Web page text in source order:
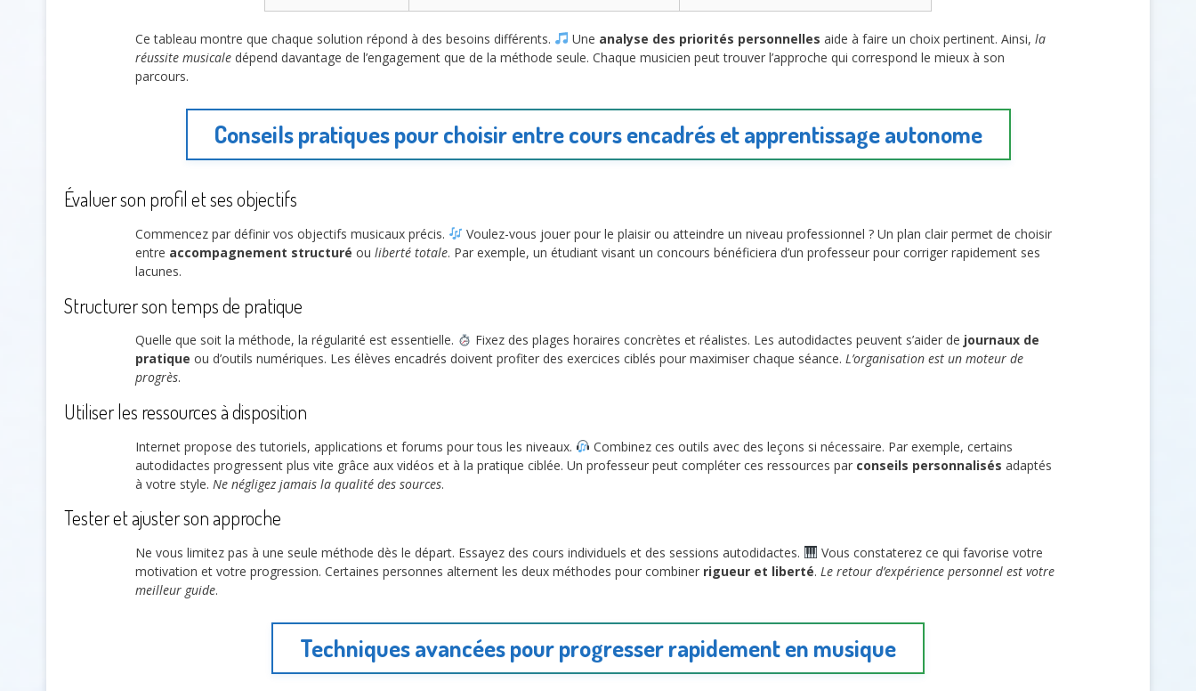
Ce tableau montre que chaque solution répond à des besoins différents. Une analyse des priorités personnelles aide à faire un choix pertinent. Ainsi, la
réussite musicale dépend davantage de l’engagement que de la méthode seule. Chaque musicien peut trouver l’approche qui correspond le mieux à son
parcours.
Conseils pratiques pour choisir entre cours encadrés et apprentissage autonome
Évaluer son profil et ses objectifs
Commencez par définir vos objectifs musicaux précis.
Voulez-vous jouer pour le plaisir ou atteindre un niveau professionnel ? Un plan clair permet de choisir
entre accompagnement structuré ou liberté totale. Par exemple, un étudiant visant un concours bénéficiera d’un professeur pour corriger rapidement ses
lacunes.
Structurer son temps de pratique
Quelle que soit la méthode, la régularité est essentielle. Fixez des plages horaires concrètes et réalistes. Les autodidactes peuvent s’aider de journaux de
pratique ou d’outils numériques. Les élèves encadrés doivent profiter des exercices ciblés pour maximiser chaque séance. L’organisation est un moteur de
progrès.
Utiliser les ressources à disposition
Internet propose des tutoriels, applications et forums pour tous les niveaux.
Combinez ces outils avec des leçons si nécessaire. Par exemple, certains
autodidactes progressent plus vite grâce aux vidéos et à la pratique ciblée. Un professeur peut compléter ces ressources par conseils personnalisés adaptés
à votre style. Ne négligez jamais la qualité des sources.
Tester et ajuster son approche
Ne vous limitez pas à une seule méthode dès le départ. Essayez des cours individuels et des sessions autodidactes.
Vous constaterez ce qui favorise votre
motivation et votre progression. Certaines personnes alternent les deux méthodes pour combiner rigueur et liberté. Le retour d’expérience personnel est votre
meilleur guide.
Techniques avancées pour progresser rapidement en musique